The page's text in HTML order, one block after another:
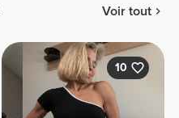
Voir tout
10